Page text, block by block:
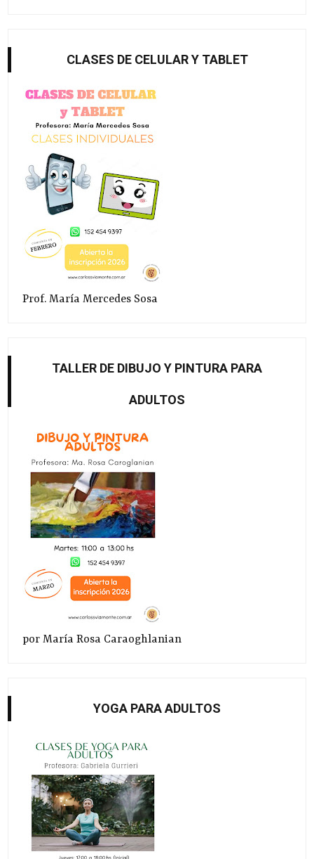
CLASES DE CELULAR Y TABLET
Prof. María Mercedes Sosa
TALLER DE DIBUJO Y PINTURA PARA
ADULTOS
por María Rosa Caraoghlanian
YOGA PARA ADULTOS